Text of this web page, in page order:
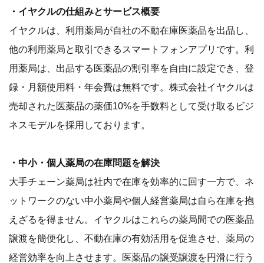
・イヤクルの仕組みとサービス概要
イヤクルは、利用薬局が自社の不動在庫医薬品を出品し、
他の利用薬局と取引できるスマートフォンアプリです。利
用薬局は、出品する医薬品の割引率を自由に設定でき、登
録・月額使用料・年会費は無料です。株式会社イヤクルは
売却された医薬品の薬価10%を手数料として受け取るビジ
ネスモデルを採用しております。
・中小・個人薬局の在庫問題を解決
大手チェーン薬局は社内で在庫を効率的に回す一方で、ネ
ットワークのない中小薬局や個人経営薬局は自ら在庫を抱
えざるを得ません。イヤクルはこれらの薬局間での医薬品
譲渡を簡便化し、不動在庫の有効活用を促進させ、薬局の
経営効率を向上させます。医薬品の譲受譲渡を円滑に行う